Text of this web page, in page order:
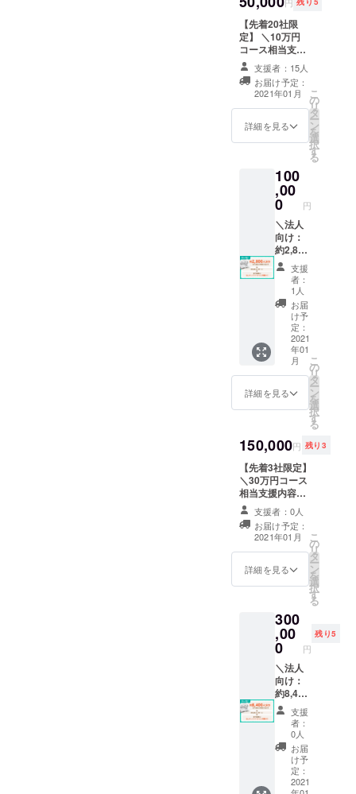
ズは年
長児
120、年
中児
110、年
少児100
を想定
用意し
ます。
ダウン
より選
択くだ
さい
レジッ
ト名に
記載す
るお名
前を必
ず備考
欄にご
記載く
ださ
い。記
ユー
ザー名
を記載
させて
頂きま
す ※T
シャツ
のサイ
ズは年
長児
120、年
中児
110、年
少児100
を想定
してご
用意し
ます。
より選
さい
【先着20社限
定】 ＼10万円
コース相当支援
内容／ ・お礼の
メッセージ ・法
人名をぬりえ本
にクレジット or
ロゴ掲載（小）
※ご希望の法人名
支援者：15人
お届け予定：
2021年01月
詳細を見る
こ
の
リ
タ
ー
ン
を
選
択
す
る
100
,00
0 円
＼法人
向け：
約2,800
人分相
当／ ・
お礼の
メッ
セージ
・法人
名をぬ
りえ本
にクレ
ジット
or ロゴ
掲載
（小）
の法人
名を必
ず備考
欄にご
記載く
い。掲
載をご
希望さ
れない
場合、
さい
支援
者：
1人
お届
け予
定：
2021
年01
月
詳細を見る
こ
の
リ
タ
ー
ン
を
選
択
す
る
150,000円 残り3
【先着3社限定】
＼30万円コース
相当支援内容／
・お礼のメッ
セージ ・法人名
をぬりえ本にク
レジット or ロゴ
掲載（中） ※ご
希望の法人名を
支援者：0人
お届け予定：
2021年01月
詳細を見る
こ
の
リ
タ
ー
ン
を
選
択
す
る
300
,00
0 円
残り5
＼法人
向け：
約8,400
人分相
当／ ・
お礼の
メッ
セージ
・法人
名をぬ
支援
者：
0人
お届
け予
定：
2021